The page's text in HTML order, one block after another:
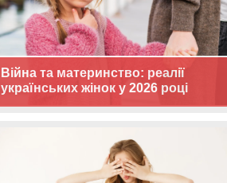
Війна та материнство: реалії
українських жінок у 2026 році